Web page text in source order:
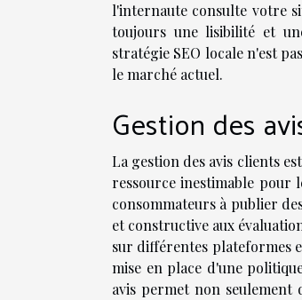
l'internaute consulte votre
toujours une lisibilité et
stratégie SEO locale n'est
le marché actuel.
Gestion des
La gestion des avis clients
ressource inestimable pour
consommateurs à publier
et constructive aux
sur différentes plateformes
mise en place d'une
avis permet non